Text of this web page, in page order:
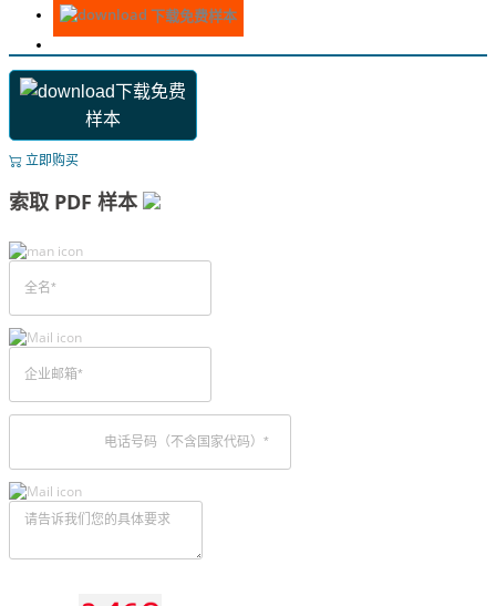
下载免费样本
下载免费
样本
立即购买
索取 PDF 样本